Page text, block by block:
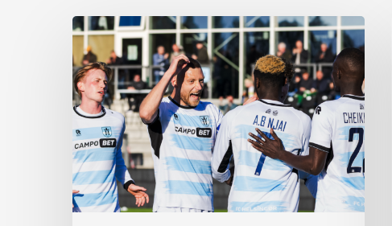
Et
nyt
kapitel
begynder
i
FC
Helsingør